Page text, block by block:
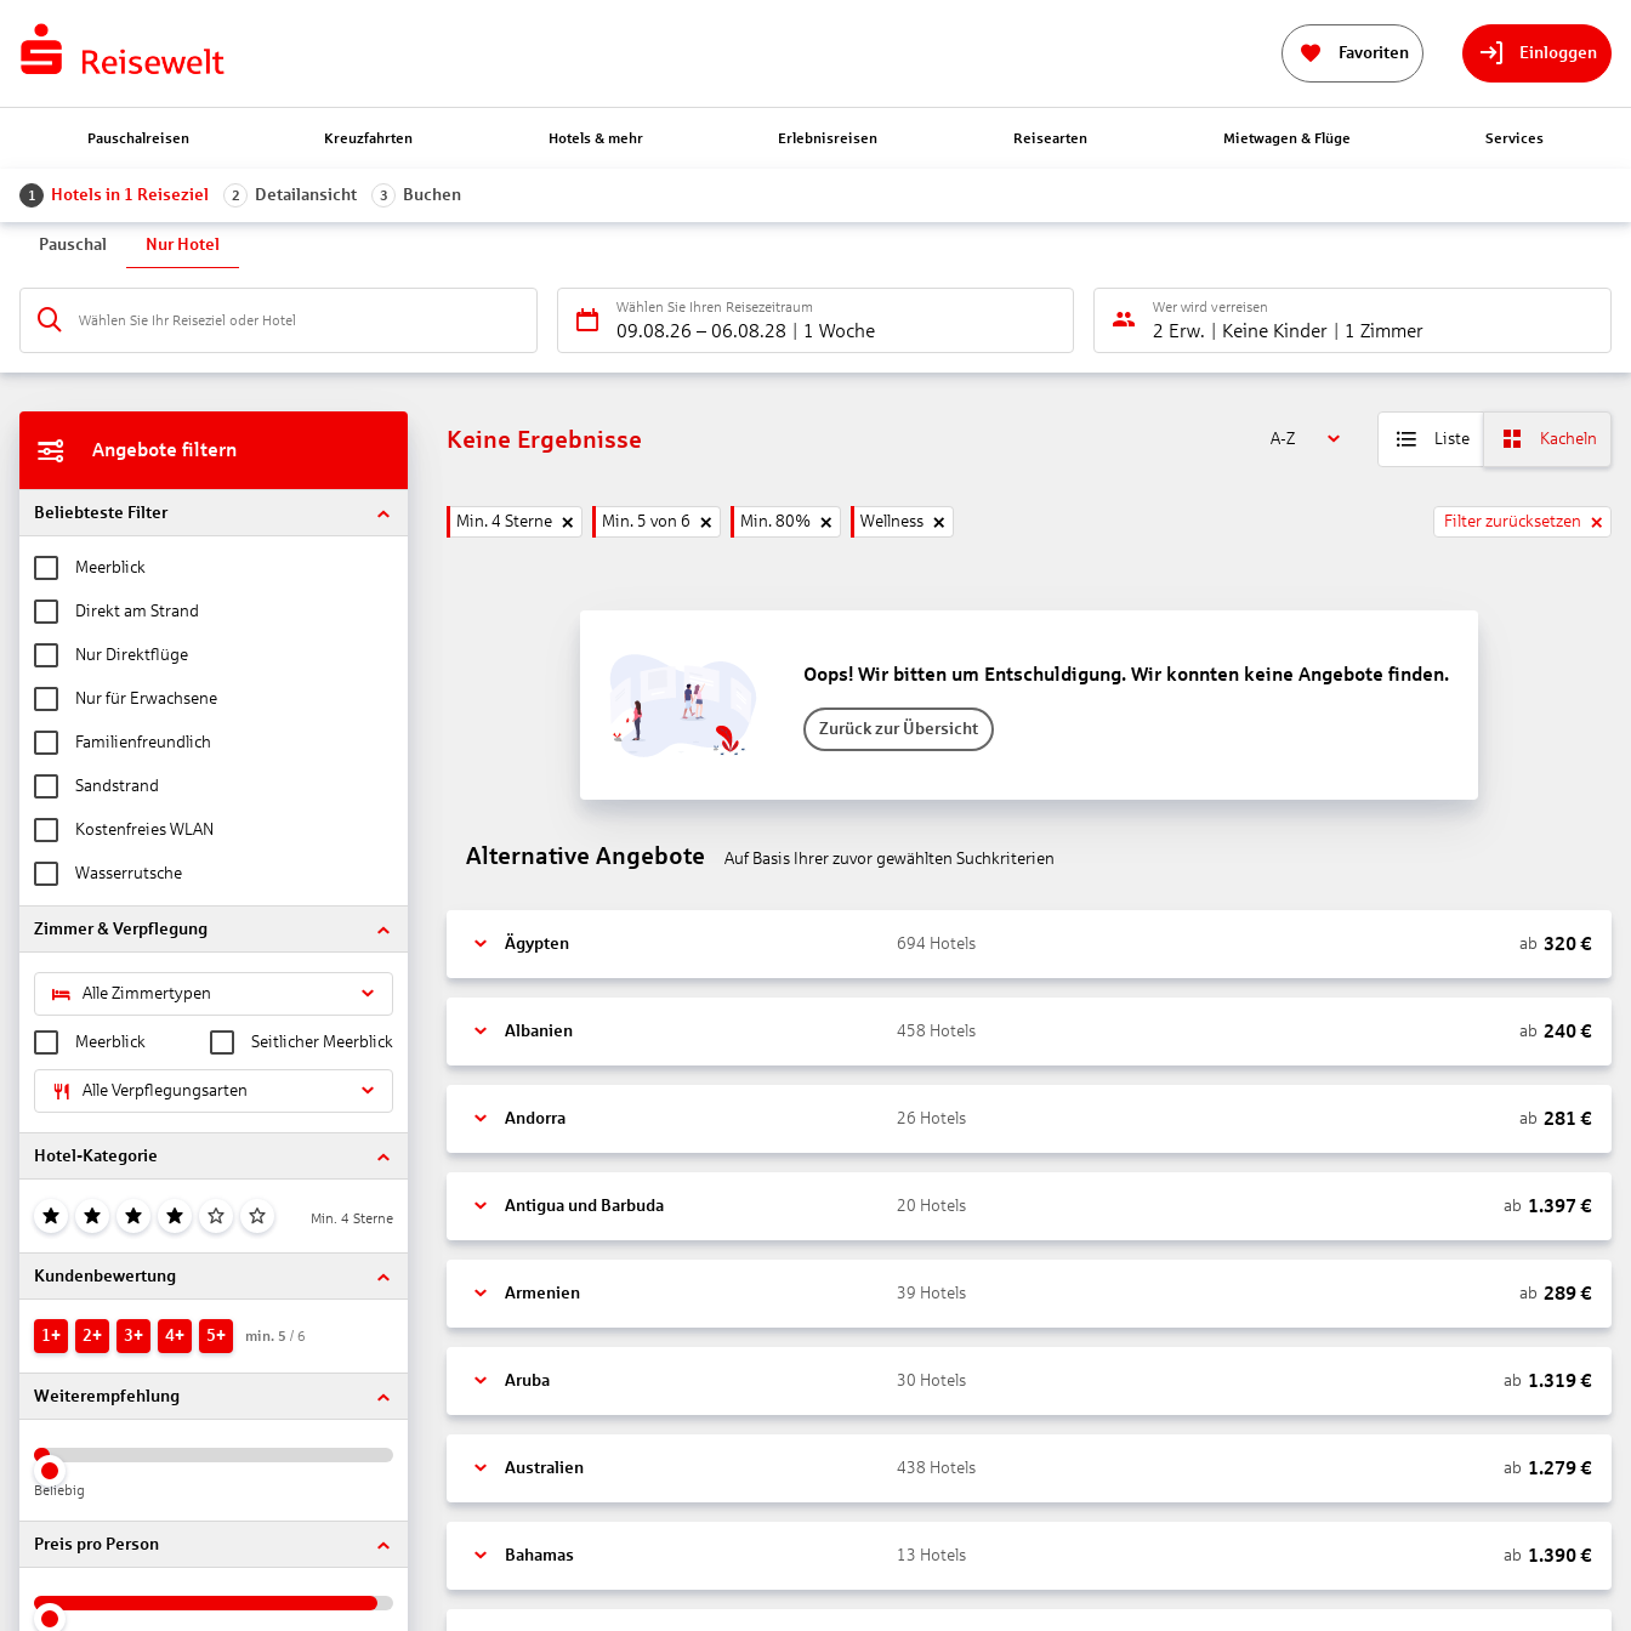
Favoriten Einloggen
Pauschalreisen Kreuzfahrten Hotels & mehr Erlebnisreisen Reisearten Mietwagen & Flüge Services
1 Hotels in 1 Reiseziel 2 Detailansicht 3 Buchen
Pauschal Nur Hotel
Wählen Sie Ihr Reiseziel oder Hotel
Wählen Sie Ihren Reisezeitraum
09.08.26 – 06.08.28 1 Woche
Wer wird verreisen
2 Erw. Keine Kinder 1 Zimmer
Angebote filtern
Beliebteste Filter
Meerblick
Direkt am Strand
Nur Direktflüge
Nur für Erwachsene
Familienfreundlich
Sandstrand
Kostenfreies WLAN
Wasserrutsche
Zimmer & Verpflegung
Alle Zimmertypen
Meerblick Seitlicher Meerblick
Alle Verpflegungsarten
Hotel-Kategorie
Min. 4 Sterne
Kundenbewertung
1+ 2+ 3+ 4+ 5+ min. 5 / 6
Weiterempfehlung
Beliebig
Preis pro Person
Keine Ergebnisse A-Z Liste Kacheln
Min. 4 Sterne Min. 5 von 6 Min. 80% Wellness Filter zurücksetzen
Oops! Wir bitten um Entschuldigung. Wir konnten keine Angebote finden.
Zurück zur Übersicht
Alternative Angebote Auf Basis Ihrer zuvor gewählten Suchkriterien
Ägypten 694 Hotels ab 320€
Albanien 458 Hotels ab 240€
Andorra 26 Hotels ab 281 €
Antigua und Barbuda 20 Hotels ab 1.397 €
Armenien 39 Hotels ab 289€
Aruba 30 Hotels ab 1.319€
Australien 438 Hotels ab 1.279€
Bahamas 13 Hotels ab 1.390€